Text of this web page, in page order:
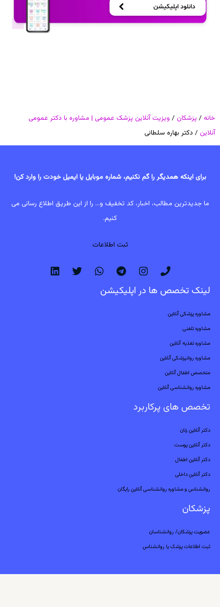
خانه / پزشکان / ویزیت آنلاین پزشک عمومی | مشاوره با دکتر عمومی
آنلاین / دکتر بهاره سلطانی
برای اینکه همدیگر را گم نکنیم، شماره موبایل یا ایمیل خودت را وارد کن!
ما جدیدترین مطالب، اخبار، کد تخفیف و... را از این طریق اطلاع رسانی می
کنیم.
ثبت اطلاعات
لینک تخصص ها در اپلیکیشن
مشاوره پزشکی آنلاین
مشاوره تلفنی
مشاوره تغذیه آنلاین
مشاوره روانپزشکی آنلاین
متخصص اطفال آنلاین
مشاوره روانشناسی آنلاین
تخصص های پرکاربرد
دکتر آنلاین زنان
دکتر آنلاین پوست
دکتر آنلاین اطفال
دکتر آنلاین داخلی
روانشناس و مشاوره روانشناسی آنلاین رایگان
پزشکان
عضویت پزشکان/ روانشناسان
ثبت اطلاعات پزشک یا روانشناس